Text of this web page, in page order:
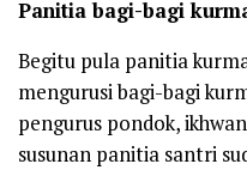
Panitia bagi-bagi
Begitu pula panitia
mengurusi bagi-bagi
pengurus pondok,
susunan panitia santri